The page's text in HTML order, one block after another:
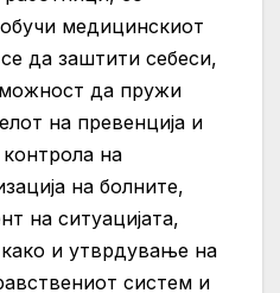
медицинскиот
да заштити себеси,
да пружи
на превенција и
на
на болните,
на ситуацијата,
и утврдување на
систем и